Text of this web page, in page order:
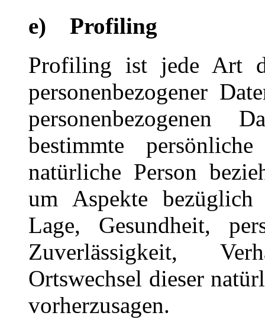
e) Profiling
Profiling ist jede Art
personenbezogener
personenbezogenen
bestimmte
natürliche Person
um Aspekte bezüglich
Lage, Gesundheit,
Zuverlässigkeit,
Ortswechsel dieser
vorherzusagen.